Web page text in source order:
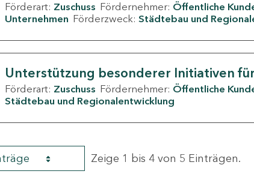
Förderart: Zuschuss Fördernehmer: Öffentliche
Unternehmen Förderzweck: Städtebau und
Unterstützung besonderer Initiativen
Förderart: Zuschuss Fördernehmer: Öffentliche
Städtebau und Regionalentwicklung
Zeige 1 bis 4 von 5 Einträgen.